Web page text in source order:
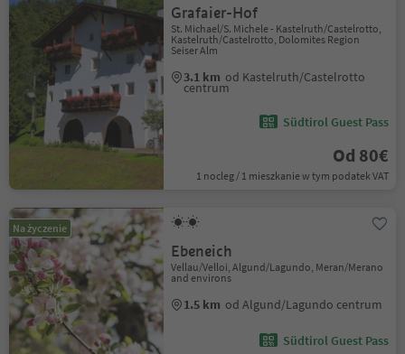
Grafaier-Hof
St. Michael/S. Michele - Kastelruth/Castelrotto,
Kastelruth/Castelrotto, Dolomites Region
Seiser Alm
3.1 km od Kastelruth/Castelrotto
centrum
Südtirol Guest Pass
Od 80€
1 nocleg / 1 mieszkanie w tym podatek VAT
Na życzenie
Ebeneich
Vellau/Velloi, Algund/Lagundo, Meran/Merano
and environs
1.5 km od Algund/Lagundo centrum
Südtirol Guest Pass